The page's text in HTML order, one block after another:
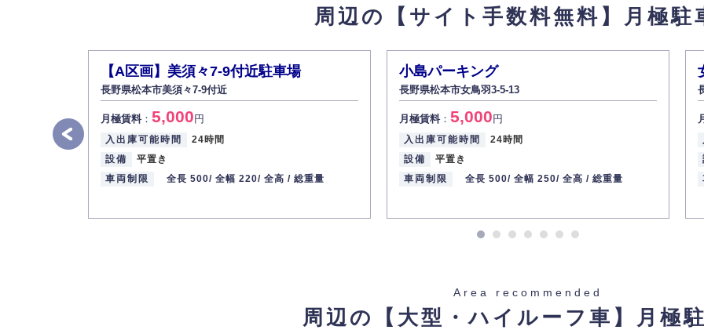
お客様ご本人から自己の個人情報開示の請求があった場合、すみやかに開示いたします（ご本人であることが確認できな
また、個人情報の内容に誤りがあり、ご本人から訂正・追加・削除の請求がある場合は適切に対応いたします。
6.個人情報管理の社内教育
弊社社員全員が、個人情報の取り扱いについての重要性を理解し、より適切に管理するよう社内教育を実施してまいりま
株式会社ミコト
代表取締役社長 野口 幸男
周辺の【サイト手数料無料】 月極駐
【A区画】美須々7-9付近駐車場
長野県松本市美須々7-9付近
月極賃料： 5,000円
入出庫可能時間
24時間
設備
平置き
車両制限
全長 500/ 全幅 220/ 全高 / 総重量
小島パーキング
長野県松本市女鳥羽3-5-13
月極賃料： 5,000円
入出庫可能時間
24時間
設備
平置き
車両制限
全長 500/ 全幅 250/ 全高 / 総重量
Area recommended
周辺の【大型・ハイルーフ車】 月極